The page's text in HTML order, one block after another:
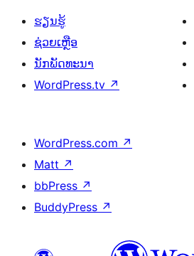
ຮຽນຮູ້
ຊ່ວຍເຫຼືອ
ນັກພັດທະນາ
WordPress.tv ↗
WordPress.com ↗
Matt ↗
bbPress ↗
BuddyPress ↗